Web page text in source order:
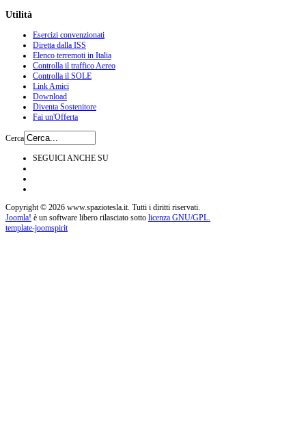
Utilità
Esercizi convenzionati
Diretta dalla ISS
Elenco terremoti in Italia
Controlla il traffico Aereo
Controlla il SOLE
Link Amici
Download
Diventa Sostenitore
Fai un'Offerta
Cerca
SEGUICI ANCHE SU
Copyright © 2026 www.spaziotesla.it. Tutti i diritti riservati.
Joomla! è un software libero rilasciato sotto licenza GNU/GPL.
template-joomspirit